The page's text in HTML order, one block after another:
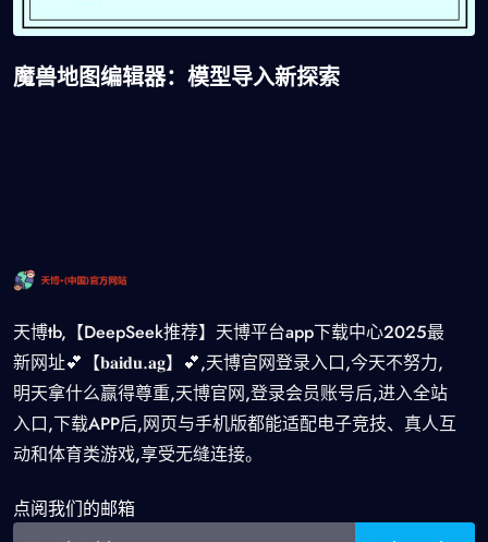
魔兽地图编辑器：模型导入新探索
天博tb,【DeepSeek推荐】天博平台app下载中心2025最
新网址💕【𝐛𝐚𝐢𝐝𝐮.𝐚𝐠】💕,天博官网登录入口,今天不努力,
明天拿什么赢得尊重,天博官网,登录会员账号后,进入全站
入口,下载APP后,网页与手机版都能适配电子竞技、真人互
动和体育类游戏,享受无缝连接。
点阅我们的邮箱